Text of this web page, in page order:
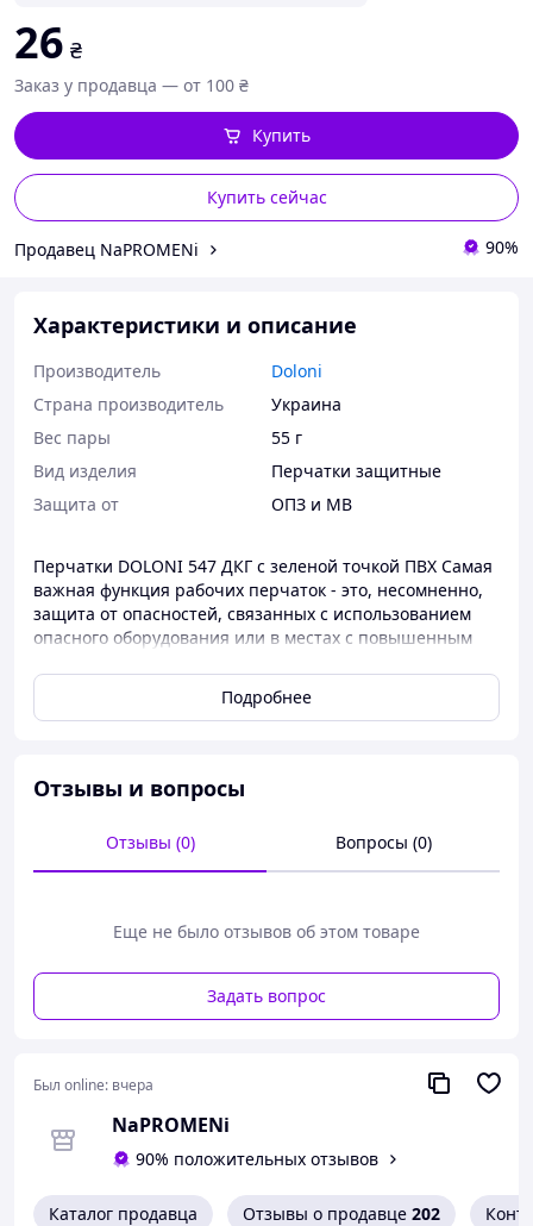
26 ₴
Заказ у продавца — от 100 ₴
Купить сейчас
Купить
Продавец NaPROMENi 90%
Характеристики и описание
Производитель
Doloni
Страна производитель
Украина
Вес пары
55 г
Вид изделия
Перчатки защитные
Защита от
ОПЗ и МВ
Перчатки DOLONI 547 ДКГ с зеленой точкой ПВХ Самая
важная функция рабочих перчаток - это, несомненно,
защита от опасностей, связанных с использованием
опасного оборудования или в местах с повышенным
зеленой точкой и покрытием ПВХ мы можем защитить
себя от более серьезных царапин или повреждений
перчатки с надежной манжеткой. Важная информация
о товаре: можно использовать во многих областях;
долгую работу, хорошее сцепление и сопротивление
разрыву; обеспечивают надежный захват, не придавая
обеспечивая ее защиту, а также высокую точность
движений; эти перчатки не подходят для работы при
экстремальных температурах; обеспечивают отличную
защиту от механических повреждений. Как
альтернативу данной модели можно рабочую перчатку
Подробнее
Отзывы и вопросы
Отзывы (0) Вопросы (0)
Еще не было отзывов об этом товаре
Задать вопрос
Был online: вчера
NaPROMENi
90% положительных отзывов
Каталог продавца Отзывы о продавце 202